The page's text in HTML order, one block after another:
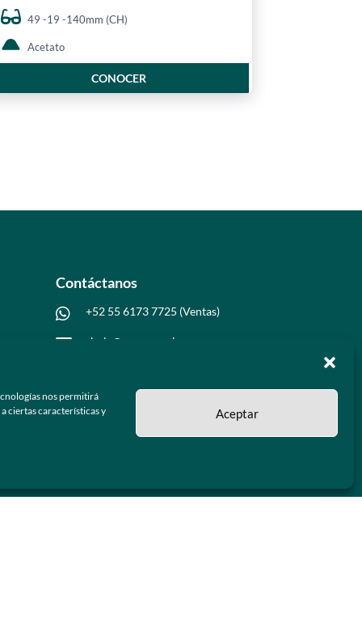
nos permitirá
ciertas características y
Aceptar
49 -19 -140mm (CH)
Acetato
CONOCER
Contáctanos
 +52 55 6173 7725 (Ventas)
 hola@grupo-omk.com